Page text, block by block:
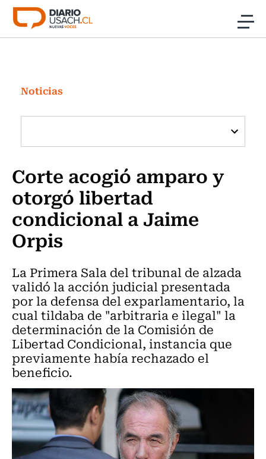
Click acá para ir directamente al contenido
Investigación
Cultura
Programas Radio y TV Usach
Noticias
Corte acogió amparo y
otorgó libertad
condicional a Jaime
Orpis
La Primera Sala del tribunal de alzada
validó la acción judicial presentada
por la defensa del exparlamentario, la
cual tildaba de "arbitraria e ilegal" la
determinación de la Comisión de
Libertad Condicional, instancia que
previamente había rechazado el
beneficio.